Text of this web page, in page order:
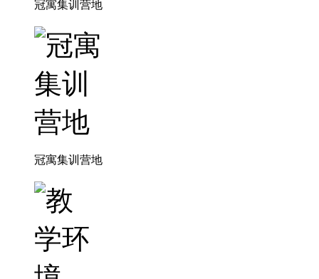
冠寓集训营地
冠寓集训营地